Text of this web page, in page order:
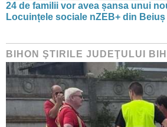
24 de familii vor avea șansa unui
Locuințele sociale nZEB+ din
BIHON ŞTIRILE JUDEŢULUI